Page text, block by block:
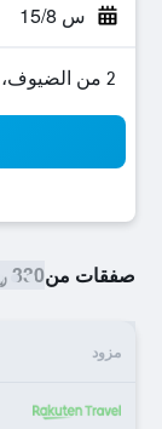
س 15/8
2 من الضيوف، غرفة واحدة
صفقات من330 ﷼
مزود